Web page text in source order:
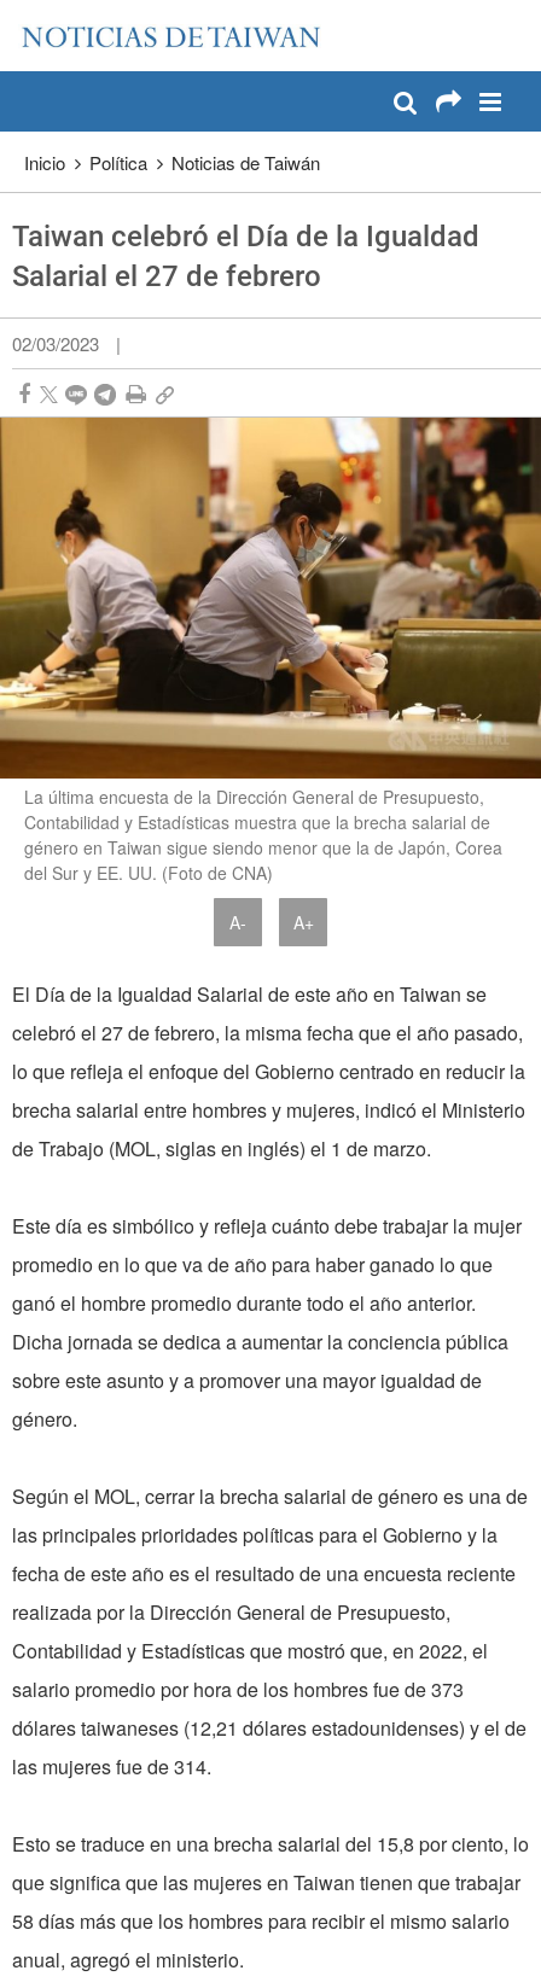
Pase a contenido principal
Inicio Política Noticias de Taiwán
Taiwan celebró el Día de la Igualdad
Salarial el 27 de febrero
02/03/2023 |
La última encuesta de la Dirección General de Presupuesto,
Contabilidad y Estadísticas muestra que la brecha salarial de
género en Taiwan sigue siendo menor que la de Japón, Corea
del Sur y EE. UU. (Foto de CNA)
A- A+
El Día de la Igualdad Salarial de este año en Taiwan se
celebró el 27 de febrero, la misma fecha que el año pasado,
lo que refleja el enfoque del Gobierno centrado en reducir la
brecha salarial entre hombres y mujeres, indicó el Ministerio
de Trabajo (MOL, siglas en inglés) el 1 de marzo.
Este día es simbólico y refleja cuánto debe trabajar la mujer
promedio en lo que va de año para haber ganado lo que
ganó el hombre promedio durante todo el año anterior.
Dicha jornada se dedica a aumentar la conciencia pública
sobre este asunto y a promover una mayor igualdad de
género.
Según el MOL, cerrar la brecha salarial de género es una de
las principales prioridades políticas para el Gobierno y la
fecha de este año es el resultado de una encuesta reciente
realizada por la Dirección General de Presupuesto,
Contabilidad y Estadísticas que mostró que, en 2022, el
salario promedio por hora de los hombres fue de 373
dólares taiwaneses (12,21 dólares estadounidenses) y el de
las mujeres fue de 314.
Esto se traduce en una brecha salarial del 15,8 por ciento, lo
que significa que las mujeres en Taiwan tienen que trabajar
58 días más que los hombres para recibir el mismo salario
anual, agregó el ministerio.